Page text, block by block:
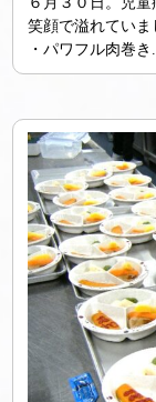
笑顔で溢れていま
・パワフル肉巻き